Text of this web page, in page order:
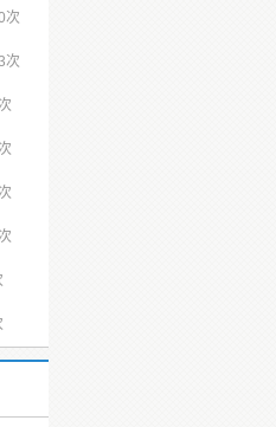
次
次